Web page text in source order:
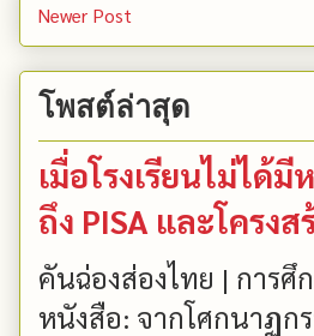
Newer Post
โพสต์ล่าสุด
เมื่อโรงเรียนไม่ได้
ถึง PISA และโคร
คันฉ่องส่องไทย | การศึ
หนังสือ: จากโศกนาฏกร